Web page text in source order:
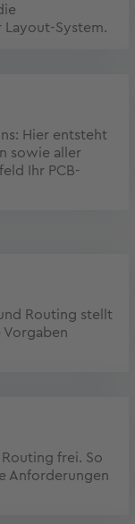
Layout-System.
Hier entsteht
sowie aller
Ihr PCB-
Routing stellt
Vorgaben
frei. So
Anforderungen